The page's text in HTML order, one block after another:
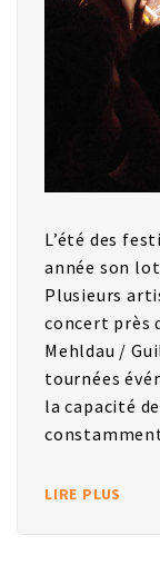
L’été des
année son
Plusieurs
concert près
Mehldau /
tournées
la capacité
LIRE PLUS